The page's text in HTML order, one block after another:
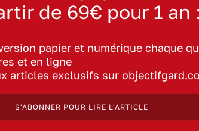
de 69€ pour 1 an :
papier et numérique chaque
et en ligne
articles exclusifs sur
S'ABONNER POUR LIRE L'ARTICLE